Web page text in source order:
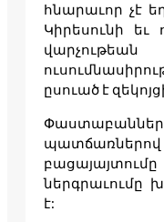
հնարաւոր չէ
Կիրեսունի եւ
ըսուած է
ներգրաւումը
է: